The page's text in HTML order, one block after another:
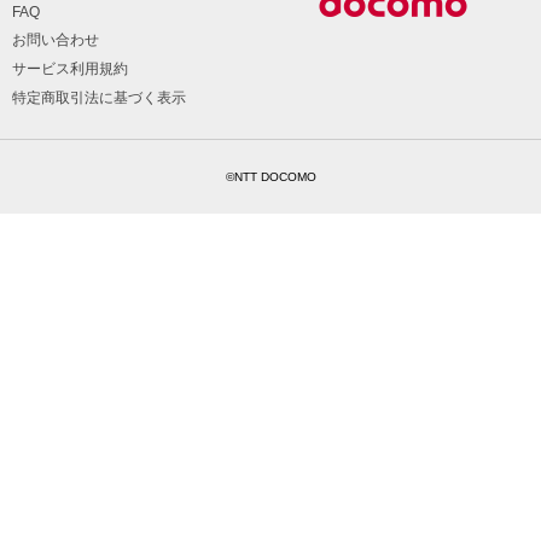
FAQ
お問い合わせ
サービス利用規約
特定商取引法に基づく表示
©NTT DOCOMO